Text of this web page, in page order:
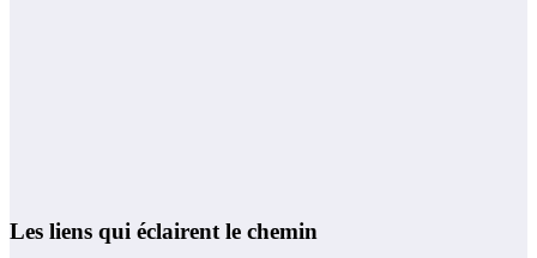
Les liens qui éclairent le chemin